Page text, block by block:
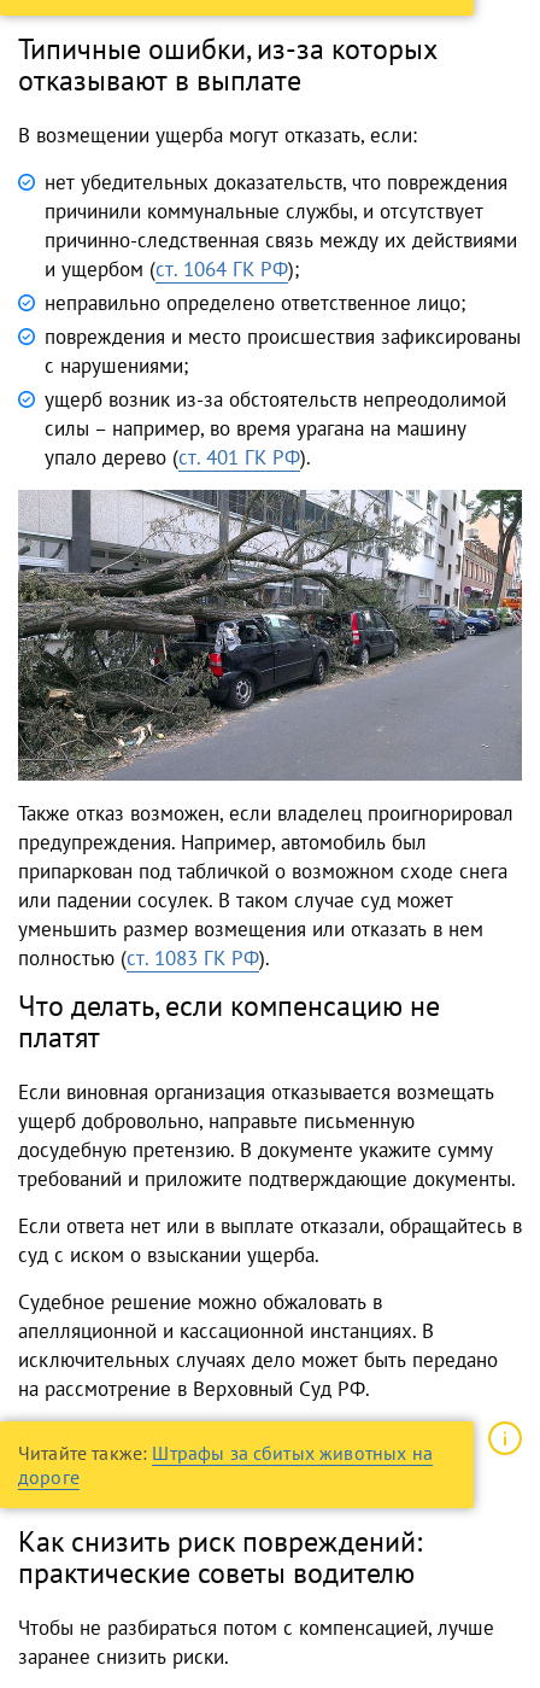
Типичные ошибки, из-за которых
отказывают в выплате
В возмещении ущерба могут отказать, если:
нет убедительных доказательств, что повреждения
причинили коммунальные службы, и отсутствует
причинно-следственная связь между их действиями
и ущербом (ст. 1064 ГК РФ);
неправильно определено ответственное лицо;
повреждения и место происшествия зафиксированы
с нарушениями;
ущерб возник из-за обстоятельств непреодолимой
силы – например, во время урагана на машину
упало дерево (ст. 401 ГК РФ).
Также отказ возможен, если владелец проигнорировал
предупреждения. Например, автомобиль был
припаркован под табличкой о возможном сходе снега
или падении сосулек. В таком случае суд может
уменьшить размер возмещения или отказать в нем
полностью (ст. 1083 ГК РФ).
Что делать, если компенсацию не
платят
Если виновная организация отказывается возмещать
ущерб добровольно, направьте письменную
досудебную претензию. В документе укажите сумму
требований и приложите подтверждающие документы.
Если ответа нет или в выплате отказали, обращайтесь в
суд с иском о взыскании ущерба.
Судебное решение можно обжаловать в
апелляционной и кассационной инстанциях. В
исключительных случаях дело может быть передано
на рассмотрение в Верховный Суд РФ.
Читайте также: Штрафы за сбитых животных на
дороге
Как снизить риск повреждений:
практические советы водителю
Чтобы не разбираться потом с компенсацией, лучше
заранее снизить риски.